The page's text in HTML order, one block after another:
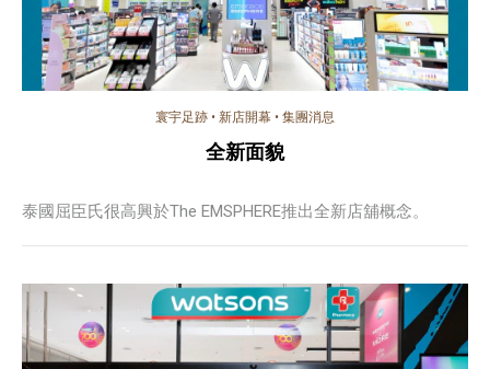
寰宇足跡 • 新店開幕 • 集團消息
全新面貌
泰國屈臣氏很高興於The EMSPHERE推出全新店舖概念。